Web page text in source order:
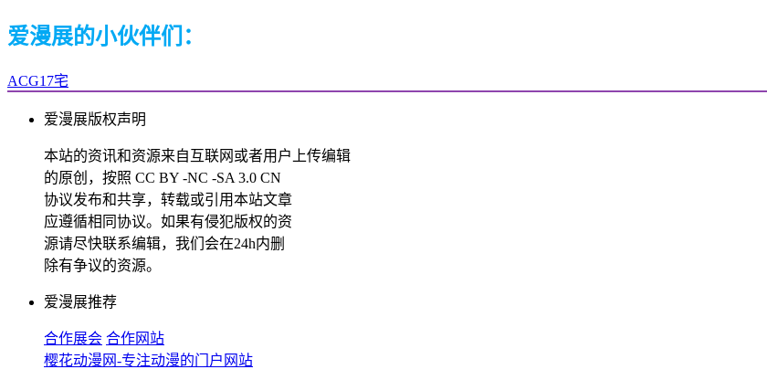
爱漫展的小伙伴们：
ACG17宅
爱漫展版权声明
本站的资讯和资源来自互联网或者用户上传编辑
的原创，按照 CC BY -NC -SA 3.0 CN
协议发布和共享，转载或引用本站文章
应遵循相同协议。如果有侵犯版权的资
源请尽快联系编辑，我们会在24h内删
除有争议的资源。
爱漫展推荐
合作展会 合作网站
樱花动漫网-专注动漫的门户网站